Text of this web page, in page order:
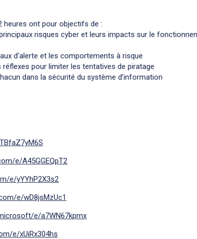
heures ont pour objectifs de :
risques cyber et leurs impacts sur le
d’alerte et les comportements à risque
pour limiter les tentatives de piratage
dans la sécurité du système d’information
e/A45GGEQpT2
e/yYYhP2X3s2
e/wD8jsMzUc1
e/a7WN67kpmx
e/xUiRx304hs